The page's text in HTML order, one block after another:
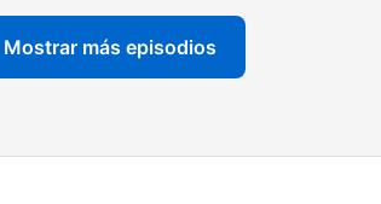
herramientas valiosas y
perspectivas
Para cualquier consulta o
dudes en escribirnos a:
Mostrar más episodios